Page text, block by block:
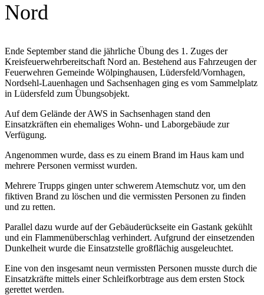
Nord
Ende September stand die jährliche Übung des 1. Zuges der
Kreisfeuerwehrbereitschaft Nord an. Bestehend aus Fahrzeugen der
Feuerwehren Gemeinde Wölpinghausen, Lüdersfeld/Vornhagen,
Nordsehl-Lauenhagen und Sachsenhagen ging es vom Sammelplatz
in Lüdersfeld zum Übungsobjekt.
Auf dem Gelände der AWS in Sachsenhagen stand den
Einsatzkräften ein ehemaliges Wohn- und Laborgebäude zur
Verfügung.
Angenommen wurde, dass es zu einem Brand im Haus kam und
mehrere Personen vermisst wurden.
Mehrere Trupps gingen unter schwerem Atemschutz vor, um den
fiktiven Brand zu löschen und die vermissten Personen zu finden
und zu retten.
Parallel dazu wurde auf der Gebäuderückseite ein Gastank gekühlt
und ein Flammenüberschlag verhindert. Aufgrund der einsetzenden
Dunkelheit wurde die Einsatzstelle großflächig ausgeleuchtet.
Eine von den insgesamt neun vermissten Personen musste durch die
Einsatzkräfte mittels einer Schleifkorbtrage aus dem ersten Stock
gerettet werden.